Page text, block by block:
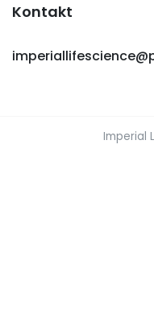
Kontakt
Imperial